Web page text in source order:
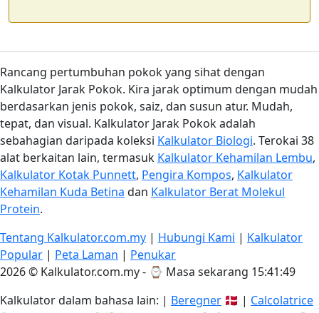
Rancang pertumbuhan pokok yang sihat dengan
Kalkulator Jarak Pokok. Kira jarak optimum dengan mudah
berdasarkan jenis pokok, saiz, dan susun atur. Mudah,
tepat, dan visual. Kalkulator Jarak Pokok adalah
sebahagian daripada koleksi Kalkulator Biologi. Terokai 38
alat berkaitan lain, termasuk Kalkulator Kehamilan Lembu,
Kalkulator Kotak Punnett, Pengira Kompos, Kalkulator
Kehamilan Kuda Betina dan Kalkulator Berat Molekul
Protein.
Tentang Kalkulator.com.my | Hubungi Kami | Kalkulator
Popular | Peta Laman | Penukar
2026 © Kalkulator.com.my - ⌚ Masa sekarang 15:41:50
Kalkulator dalam bahasa lain: | Beregner 🇩🇰 | Calcolatrice